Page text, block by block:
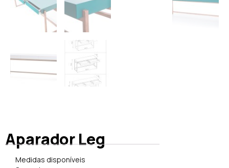
Aparador Leg
Medidas disponíveis